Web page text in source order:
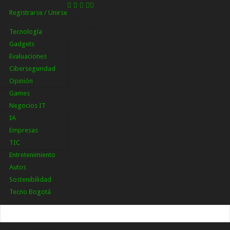
Registrarse / Unirse
Tecnología
Gadgets
Evaluaciones
Ciberseguridad
Opinión
Games
Negocios IT
IA
Empresas
TIC
Entretenimiento
Autos
Sostenibilidad
Tecno Bogotá